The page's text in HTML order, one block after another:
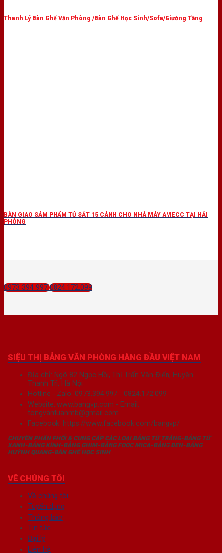
Thanh Lý Bàn Ghế Văn Phòng /Bàn Ghế Học Sinh/Sofa/Giường Tầng
BÀN GIAO SẢM PHẨM TỦ SẮT 15 CÁNH CHO NHÀ MÁY AMECC TẠI HẢI
PHÒNG
0973 394 997 0824.172.099
SIỆU THỊ BẢNG VĂN PHÒNG HÀNG ĐẦU VIỆT NAM
Địa chỉ: Ngõ 82 Ngọc Hồi, Thị Trấn Văn Điển, Huyện
Thanh Trì, Hà Nội
Hotline - Zalo: 0973.394.997 - 0824.172.099
Website: www.bangvp.com - Email:
tongvantuanmb@gmail.com
Facebook: https://www.facebook.com/bangvp/
CHUYÊN PHÂN PHỐI & CUNG CẤP CÁC LOẠI BẢNG TỪ TRẮNG-BẢNG TỪ
XANH-BẢNG KÍNH-BẢNG GHIM-BẢNG FOOC MICA-BẢNG ĐEN-BẢNG
HUỲNH QUANG-BÀN GHẾ HỌC SINH
Chi nhánh: Thành phố nam định; Tỉnh nam định
Chi nhánh: Thành phố thái bình; Tỉnh thái bình
Chi nhánh: Thành phố vĩnh yên ; Tỉnh vĩnh phúc
Chi nhánh: Thành phố ninh bình; Tỉnh ninh bình
Chi nhánh: Thành phố hải phòng; Tỉnh hải phòng
Chi nhánh: Thành phố vinh; Tỉnh nghệ an
Chi nhánh: Thành phố hội an; Tỉnh quảng nam
Chi nhánh: Thành phố đà nẵng,tỉnh đà nẵng
Chi nhánh: Thành phố cẩm phả; Tỉnh quảng ninh
Chi nhánh: Thành phố bắc ninh; Tỉnh bắc ninh
Chi nhánh: Thành phố hải dương,tỉnh hải dương
Chi nhánh: Thành phố cốc lếu; Tỉnh lào cai
VỀ CHÚNG TÔI
Về chúng tôi
Tuyển dụng
Thông báo
Tin tức
Đại lý
Liên hệ